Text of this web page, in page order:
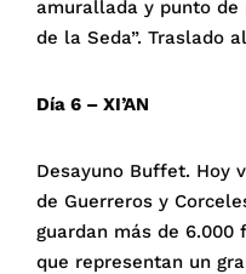
amurallada y punto de
de la Seda”. Traslado
Día 6 – XI’AN
Desayuno Buffet. Hoy
de Guerreros y
guardan más de 6.000
que representan un